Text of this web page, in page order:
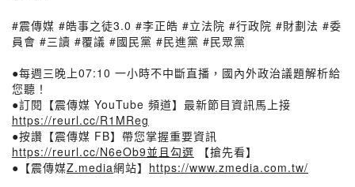
#震傳媒 #皓事之徒3.0 #李正皓 #立法院 #行政院 #財劃法 #委
員會 #三讀 #覆議 #國民黨 #民進黨 #民眾黨
●每週三晚上07:10 一小時不中斷直播，國內外政治議題解析給
您聽！
●訂閱【震傳媒 YouTube 頻道】最新節目資訊馬上接
https://reurl.cc/R1MReg​​​​​​​​
●按讚【震傳媒 FB】帶您掌握重要資訊
https://reurl.cc/N6eOb9​​​​​​​​並且勾選 【搶先看】
●【震傳媒Z.media網站】 https://www.zmedia.com.tw/​​​